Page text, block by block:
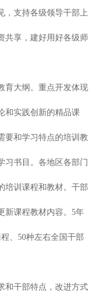
，支持各级领导干部上
共享，建好用好各级师
育大纲。重点开发体现
和实践创新的精品课
要和学习特点的培训教
习书目。各地区各部门
培训课程和教材。干部
新课程教材内容。5年
、50种左右全国干部
和干部特点，改进方式